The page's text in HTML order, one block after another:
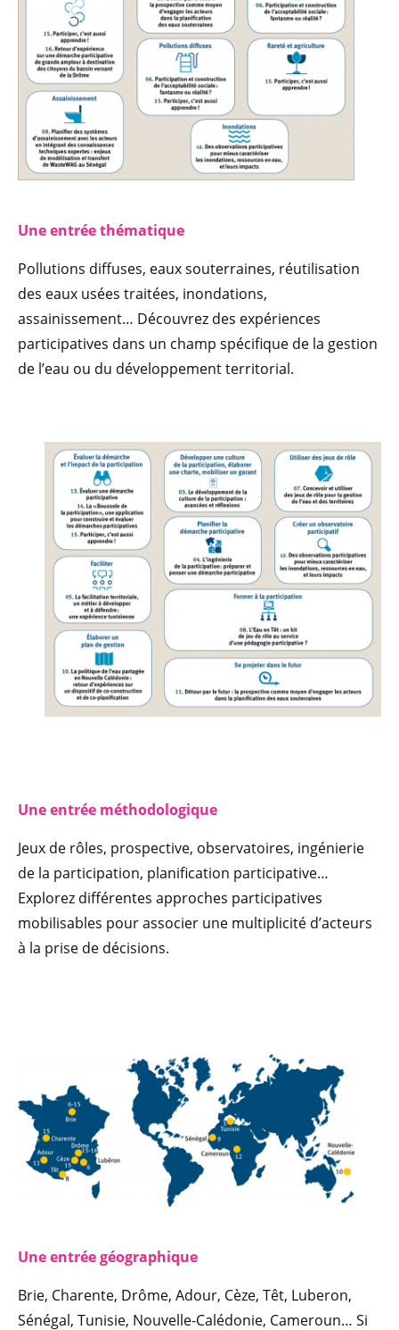
Une entrée thématique
Pollutions diffuses, eaux souterraines, réutilisation
des eaux usées traitées, inondations,
assainissement… Découvrez des expériences
participatives dans un champ spécifique de la gestion
de l’eau ou du développement territorial.
Une entrée méthodologique
Jeux de rôles, prospective, observatoires, ingénierie
de la participation, planification participative…
Explorez différentes approches participatives
mobilisables pour associer une multiplicité d’acteurs
à la prise de décisions.
Une entrée géographique
Brie, Charente, Drôme, Adour, Cèze, Têt, Luberon,
Sénégal, Tunisie, Nouvelle-Calédonie, Cameroun… Si